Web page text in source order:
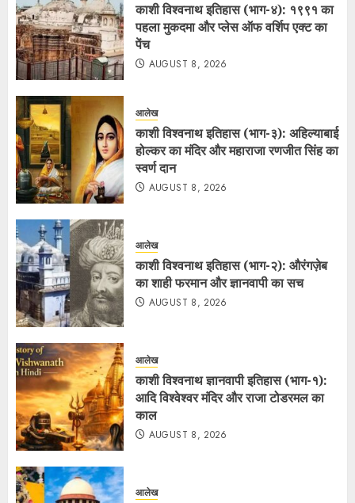
काशी विश्वनाथ इतिहास (भाग-४): १९९१ का
पहला मुकदमा और प्लेस ऑफ वर्शिप एक्ट का
पेंच
AUGUST 8, 2026
आलेख
काशी विश्वनाथ इतिहास (भाग-३): अहिल्याबाई
होल्कर का मंदिर और महाराजा रणजीत सिंह का
स्वर्ण दान
AUGUST 8, 2026
आलेख
काशी विश्वनाथ इतिहास (भाग-२): औरंगज़ेब
का शाही फरमान और ज्ञानवापी का सच
AUGUST 8, 2026
आलेख
काशी विश्वनाथ ज्ञानवापी इतिहास (भाग-१):
आदि विश्वेश्वर मंदिर और राजा टोडरमल का
काल
AUGUST 8, 2026
आलेख